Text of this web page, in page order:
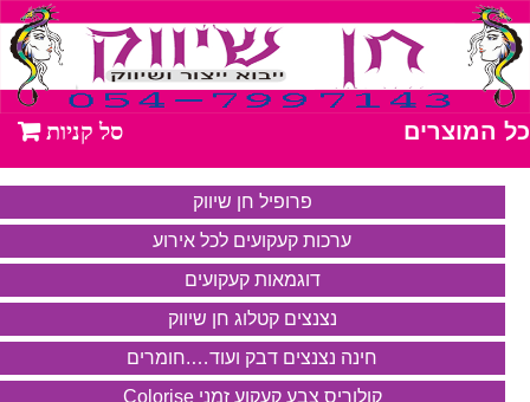
כל המוצרים
פרופיל חן שיווק
ערכות קעקועים לכל אירוע
דוגמאות קעקועים
נצנצים קטלוג חן שיווק
חינה נצנצים דבק ועוד….חומרים
קולוריס צבע קעקוע זמני Colorise